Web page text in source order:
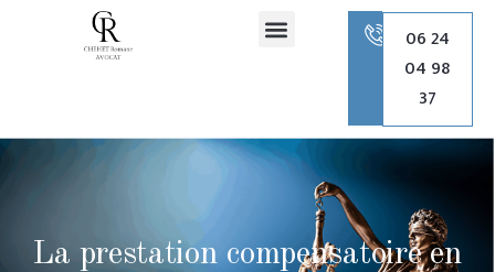
06 24
04 98
37
La prestation compensatoire en